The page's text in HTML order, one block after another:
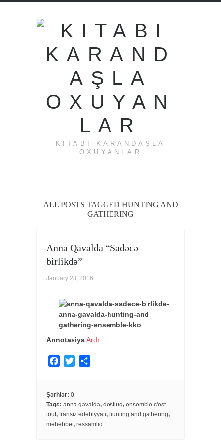
KITABI KARANDAŞLA
OXUYANLAR
ALL POSTS TAGGED HUNTING AND
GATHERING
Anna Qavalda “Sadəcə
birlikdə”
January 28, 2016
AnnotasiyaArdı…
e
b
o
o
k
t
e
r
e
Şərhlər: 0
Tags: anna gavalda, dostluq, ensemble c'est
tout, fransız ədəbiyyatı, hunting and gathering,
məhəbbət, rəssamlıq